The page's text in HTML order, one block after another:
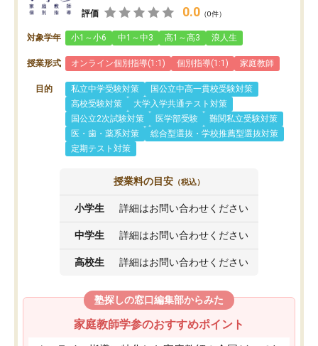
評価 0.0 （0件）
対象学年 小1～小6 中1～中3 高1～高3 浪人生
授業形式 オンライン個別指導(1:1) 個別指導(1:1) 家庭教師
目的 私立中学受験対策
国公立中高一貫校受験対策
高校受験対策
大学入学共通テスト対策
国公立2次試験対策
医学部受験
難関私立受験対策
医・歯・薬系対策
総合型選抜・学校推薦型選抜対策
定期テスト対策
授業料の目安 （税込）
小学生 詳細はお問い合わせください
中学生 詳細はお問い合わせください
高校生 詳細はお問い合わせください
塾探しの窓口編集部からみた
家庭教師学参のおすすめポイント